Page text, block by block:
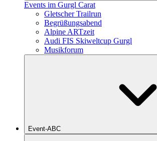
Events im Gurgl Carat
Gletscher Trailrun
Begrüßungsabend
Alpine ARTzeit
Audi FIS Skiweltcup Gurgl
Musikforum
Event-ABC